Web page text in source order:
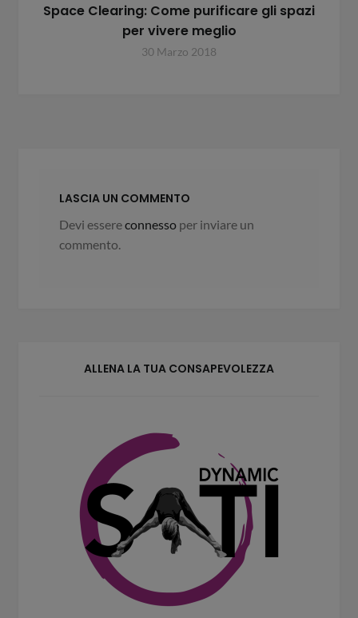
Space Clearing: Come purificare gli spazi
per vivere meglio
30 Marzo 2018
LASCIA UN COMMENTO
Devi essereconnesso per inviare un
commento.
ALLENA LA TUA CONSAPEVOLEZZA